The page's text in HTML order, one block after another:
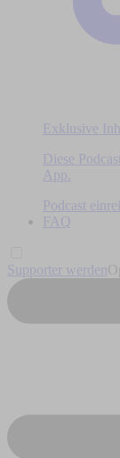
Exklusive
Diese
App.
Podcast
FAQ
Supporter werden